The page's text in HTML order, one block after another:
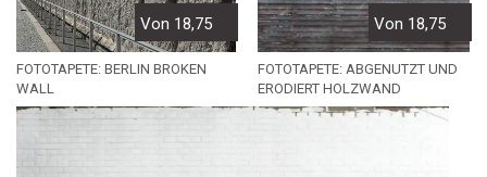
Von 18,75
FOTOTAPETE: BERLIN BROKEN
WALL
Von 18,75
FOTOTAPETE: ABGENUTZT UND
ERODIERT HOLZWAND